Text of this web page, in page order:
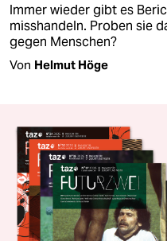
Immer wieder gibt es
misshandeln. Proben sie
gegen Menschen?
Von Helmut Höge